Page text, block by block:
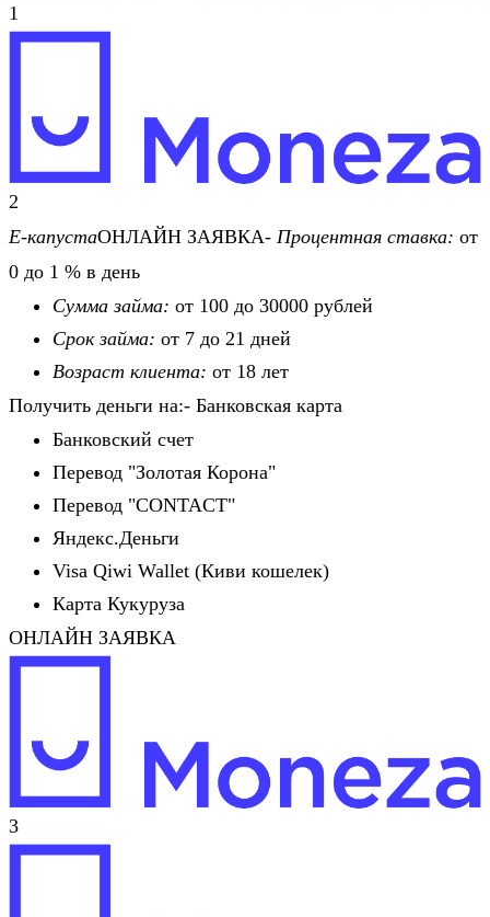
1
2
Е-капустаОНЛАЙН ЗАЯВКА- Процентная ставка: от
0 до 1 % в день
Сумма займа: от 100 до 30000 рублей
Срок займа: от 7 до 21 дней
Возраст клиента: от 18 лет
Получить деньги на:- Банковская карта
Банковский счет
Перевод "Золотая Корона"
Перевод "CONTACT"
Яндекс.Деньги
Visa Qiwi Wallet (Киви кошелек)
Карта Кукуруза
ОНЛАЙН ЗАЯВКА
3